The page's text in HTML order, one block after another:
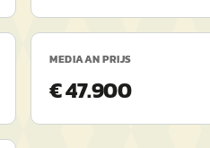
MEDIAAN PRIJS
€ 47.900